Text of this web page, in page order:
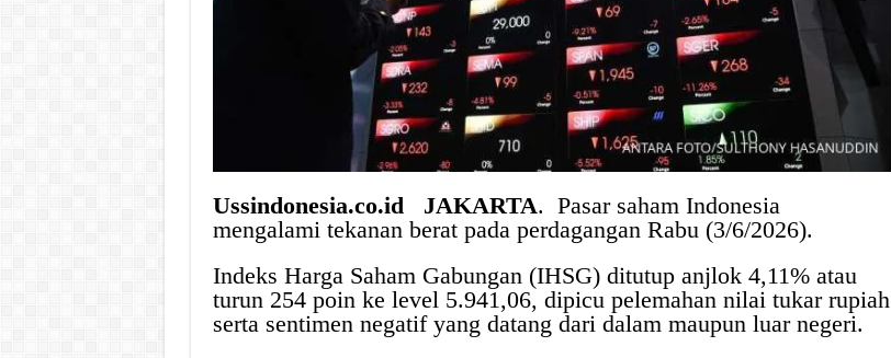
Ussindonesia.co.id JAKARTA. Pasar saham Indonesia
mengalami tekanan berat pada perdagangan Rabu (3/6/2026).
Indeks Harga Saham Gabungan (IHSG) ditutup anjlok 4,11% atau
turun 254 poin ke level 5.941,06, dipicu pelemahan nilai tukar rupiah
serta sentimen negatif yang datang dari dalam maupun luar negeri.